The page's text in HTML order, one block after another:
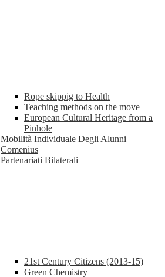
Rope skippig to Health
Teaching methods on the move
European Cultural Heritage from a
Pinhole
Mobilità Individuale Degli Alunni
Comenius
Partenariati Bilaterali
21st Century Citizens (2013-15)
Green Chemistry